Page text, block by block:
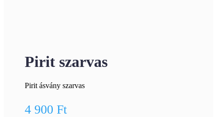
Pirit szarvas
Pirit ásvány szarvas
4 900Ft